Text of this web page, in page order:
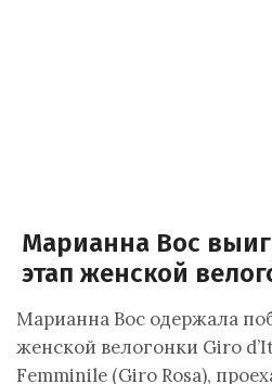
Марианна Вос
этап женской
Марианна Вос одержала
женской велогонки Giro
Femminile (Giro Rosa),